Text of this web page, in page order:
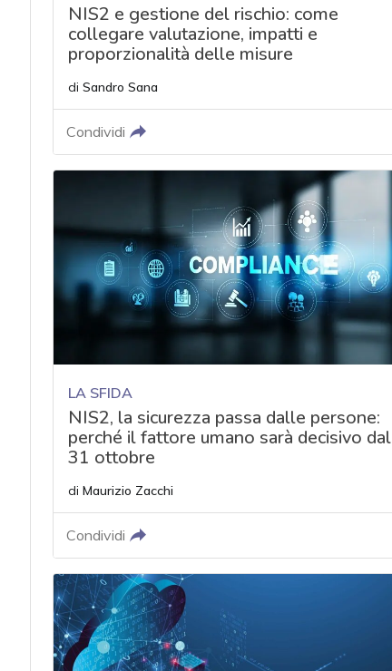
NIS2 e gestione del rischio: come
collegare valutazione, impatti e
proporzionalità delle misure
di Sandro Sana
Condividi
LA SFIDA
NIS2, la sicurezza passa dalle persone:
perché il fattore umano sarà decisivo dal
31 ottobre
di Maurizio Zacchi
Condividi